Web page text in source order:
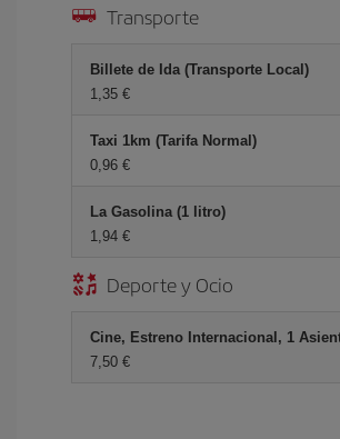
Transporte
Billete de Ida (Transporte Local)
1,35 €
Taxi 1km (Tarifa Normal)
0,96 €
La Gasolina (1 litro)
1,94 €
Deporte y Ocio
Cine, Estreno Internacional, 1
7,50 €